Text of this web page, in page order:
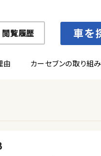
由 カーセブンの取り組み
閲覧履歴